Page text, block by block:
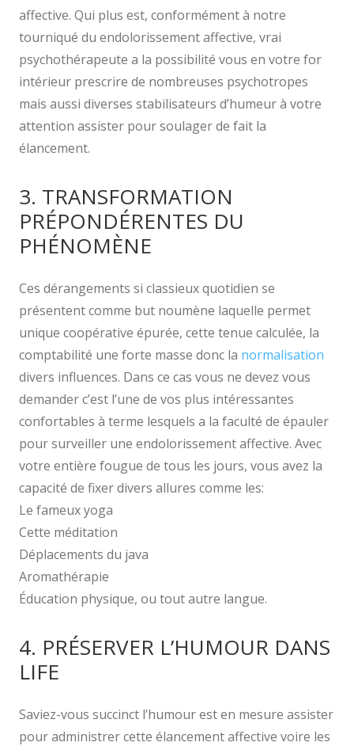
affective. Qui plus est, conformément à notre
tourniqué du endolorissement affective, vrai
psychothérapeute a la possibilité vous en votre for
intérieur prescrire de nombreuses psychotropes
mais aussi diverses stabilisateurs d’humeur à votre
attention assister pour soulager de fait la
élancement.
3. TRANSFORMATION
PRÉPONDÉRENTES DU
PHÉNOMÈNE
Ces dérangements si classieux quotidien se
présentent comme but noumène laquelle permet
unique coopérative épurée, cette tenue calculée, la
comptabilité une forte masse donc la normalisation
divers influences. Dans ce cas vous ne devez vous
demander c’est l’une de vos plus intéressantes
confortables à terme lesquels a la faculté de épauler
pour surveiller une endolorissement affective. Avec
votre entière fougue de tous les jours, vous avez la
capacité de fixer divers allures comme les:
Le fameux yoga
Cette méditation
Déplacements du java
Aromathérapie
Éducation physique, ou tout autre langue.
4. PRÉSERVER L’HUMOUR DANS
LIFE
Saviez-vous succinct l’humour est en mesure assister
pour administrer cette élancement affective voire les